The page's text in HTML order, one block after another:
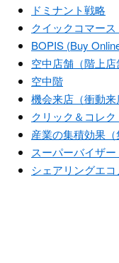
ドミナント戦略
クイックコマース
BOPIS (Buy
空中店舗（階上店
空中階
機会来店（衝動来
クリック＆コレク
産業の集積効果（
スーパーバイザー
シェアリングエコ